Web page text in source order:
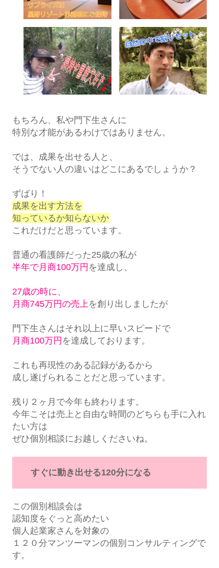
もちろん、私や門下生さんに
特別な才能があるわけではありません。
では、成果を出せる人と、
そうでない人の違いはどこにあるでしょうか？
ずばり！
成果を出す方法を
知っているか知らないか
これだけだと思っています。
普通の看護師だった25歳の私が
半年で月商100万円 を達成し、
27歳の時に、
月商745万円の売上 を創り出しましたが
門下生さんはそれ以上に早いスピードで
月商100万円 を達成しております。
これも再現性のある記録があるから
成し遂げられることだと思っています。
残り２ヶ月で今年も終わります。
今年こそは売上と自由な時間のどちらも手に入れ
たい方は
ぜひ個別相談にお越しくださいね。
すぐに動き出せる120分になる
この個別相談会は
認知度をぐっと高めたい
個人起業家さんを対象の
１２０分マンツーマンの個別コンサルティングで
す。